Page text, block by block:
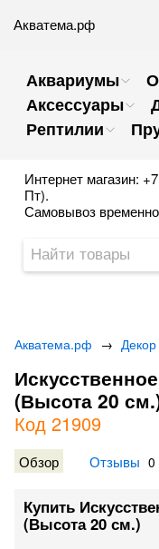
Акватема.рф
Аквариумы
Аксессуары
Рептилии
Интернет магазин:
Пт).
Самовывоз
Акватема.рф → Декор
(Высота 20
Код 21909
Обзор Отзывы 0
Купить
(Высота 20 см.)